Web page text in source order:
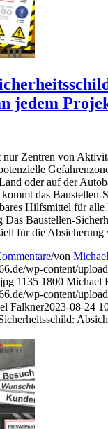
jedem
nur Zentren von
oder auf der
das Baustellen-
Hilfsmittel für alle
Das Baustellen-
für die
/von
wp-content/
1135 1800 Michael
wp-content/
Falkner2023-08-24